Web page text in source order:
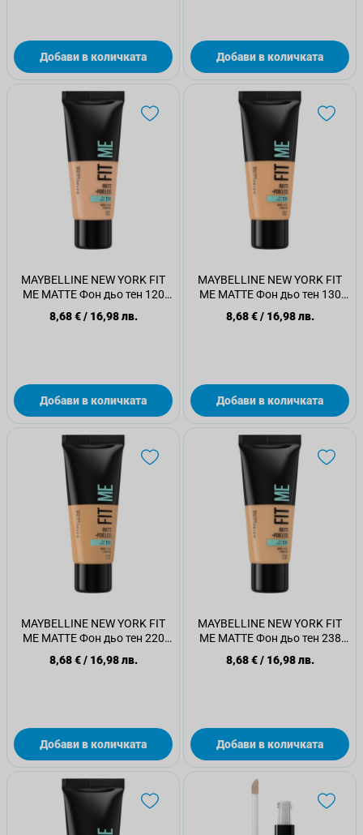
Добави в количката Добави в количката
MAYBELLINE NEW YORK FIT
ME MATTE Фон дьо тен 120
CLASSIC IVORY, 30 мл.
8,68 €/ 16,98 лв.
Добави в количката
MAYBELLINE NEW YORK FIT
ME MATTE Фон дьо тен 130
BUFF BEIGE, 30 мл.
8,68 €/ 16,98 лв.
Добави в количката
MAYBELLINE NEW YORK FIT
ME MATTE Фон дьо тен 220
NATURAL BEIGE, 30 мл.
8,68 €/ 16,98 лв.
Добави в количката
MAYBELLINE NEW YORK FIT
ME MATTE Фон дьо тен 238
RICH TAN, 30 мл.
8,68 €/ 16,98 лв.
Добави в количката